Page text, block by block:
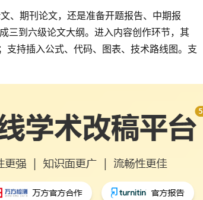
、期刊论文，还是准备开题报告、中期报
三到六级论文大纲。进入内容创作环节，其
支持插入公式、代码、图表、技术路线图。支